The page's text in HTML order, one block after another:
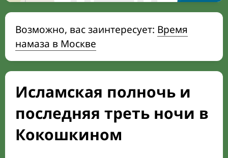
Возможно, вас заинтересует: Время
намаза в Москве
Исламская полночь и
последняя треть ночи в
Кокошкином